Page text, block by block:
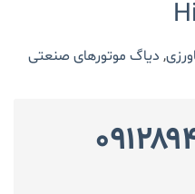
, دیاگ موتورهای صنعتی